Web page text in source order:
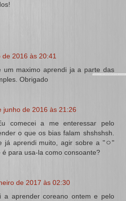
2016 às 20:41
um maximo aprendi ja a parte das
Obrigado
junho de 2016 às 21:26
comecei a me enteressar pelo
o que os bias falam shshshsh.
já aprendi muito, agir sobre a "ㅇ"
é para usa-la como consoante?
de 2017 às 02:30
a aprender coreano ontem e pelo